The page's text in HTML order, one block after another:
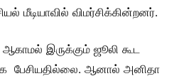
மீடியாவில் விமர்சிக்கின்றனர்.
இருக்கும் ஜூலி கூட
பேசியதில்லை. ஆனால் அனிதா